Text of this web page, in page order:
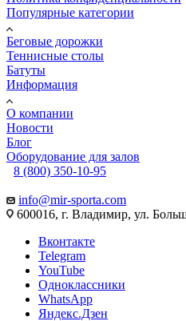
Популярные категории
Беговые дорожки
Теннисные столы
Батуты
Информация
О компании
Новости
Блог
Оборудование для залов
8 (800) 350-10-95
info@mir-sporta.com
600016, г. Владимир, ул.
Вконтакте
Telegram
YouTube
Одноклассники
WhatsApp
Яндекс.Дзен